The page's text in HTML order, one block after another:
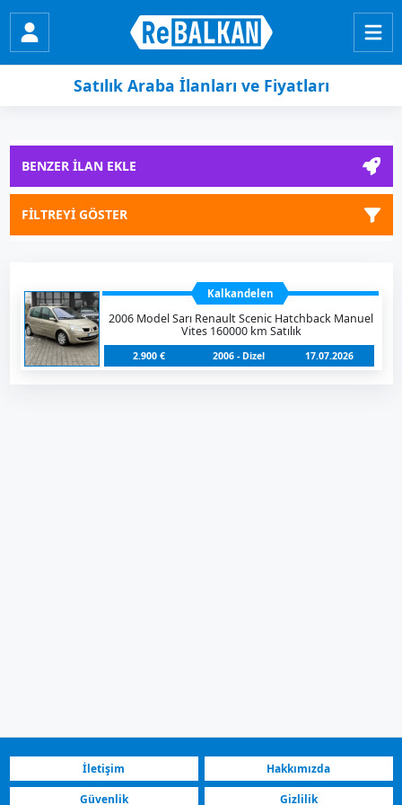
Satılık Araba İlanları ve Fiyatları
BENZER İLAN EKLE
FİLTREYİ GÖSTER
Kalkandelen
2006 Model Sarı Renault Scenic Hatchback Manuel
Vites 160000 km Satılık
2.900 € 2006 - Dizel 17.07.2026
İletişim
Hakkımızda
Güvenlik
Gizlilik